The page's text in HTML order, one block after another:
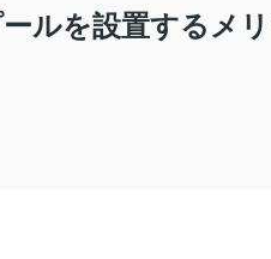
ールを設置するメ